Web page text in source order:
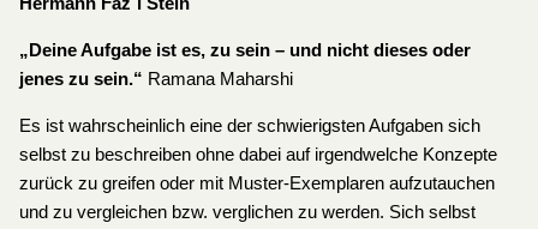
Hermann Faz`l Stein
„Deine Aufgabe ist es, zu sein – und nicht dieses oder
jenes zu sein.“ Ramana Maharshi
Es ist wahrscheinlich eine der schwierigsten Aufgaben sich
selbst zu beschreiben ohne dabei auf irgendwelche Konzepte
zurück zu greifen oder mit Muster-Exemplaren aufzutauchen
und zu vergleichen bzw. verglichen zu werden. Sich selbst